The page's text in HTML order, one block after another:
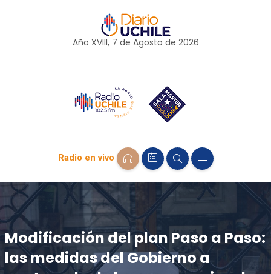
Año XVIII, 7 de Agosto de 2026
Radio en vivo
Modificación del plan Paso a Paso:
las medidas del Gobierno a